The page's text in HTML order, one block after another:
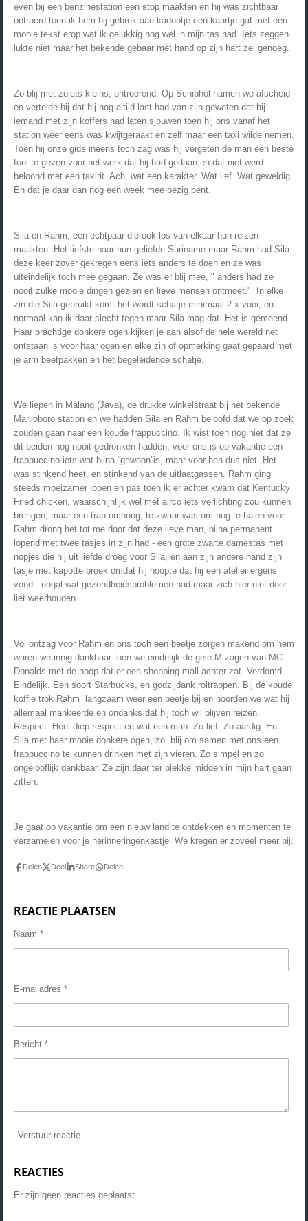
even bij een benzinestation een stop maakten en hij was zichtbaar
ontroerd toen ik hem bij gebrek aan kadootje een kaartje gaf met een
mooie tekst erop wat ik gelukkig nog wel in mijn tas had. Iets zeggen
lukte niet maar het bekende gebaar met hand op zijn hart zei genoeg.
Zo blij met zoiets kleins, ontroerend. Op Schiphol namen we afscheid
en vertelde hij dat hij nog altijd last had van zijn geweten dat hij
iemand met zijn koffers had laten sjouwen toen hij ons vanaf het
station weer eens was kwijtgeraakt en zelf maar een taxi wilde nemen.
Toen hij onze gids ineens toch zag was hij vergeten de man een beste
fooi te geven voor het werk dat hij had gedaan en dat niet werd
beloond met een taxirit. Ach, wat een karakter. Wat lief. Wat geweldig.
En dat je daar dan nog een week mee bezig bent.
Sila en Rahm, een echtpaar die ook los van elkaar hun reizen
maakten. Het liefste naar hun geliefde Suriname maar Rahm had Sila
deze keer zover gekregen eens iets anders te doen en ze was
uiteindelijk toch mee gegaan. Ze was er blij mee, " anders had ze
nooit zulke mooie dingen gezien en lieve mensen ontmoet." In elke
zin die Sila gebruikt komt het wordt schatje minimaal 2 x voor, en
normaal kan ik daar slecht tegen maar Sila mag dat. Het is gemeend.
Haar prachtige donkere ogen kijken je aan alsof de hele wereld net
ontstaan is voor haar ogen en elke zin of opmerking gaat gepaard met
je arm beetpakken en het begeleidende schatje.
We liepen in Malang (Java), de drukke winkelstraat bij het bekende
Marlioboro station en we hadden Sila en Rahm beloofd dat we op zoek
zouden gaan naar een koude frappuccino. Ik wist toen nog niet dat ze
dit beiden nog nooit gedronken hadden, voor ons is op vakantie een
frappuccino iets wat bijna “gewoon”is, maar voor hen dus niet. Het
was stinkend heet, en stinkend van de uitlaatgassen. Rahm ging
steeds moeizamer lopen en pas toen ik er achter kwam dat Kentucky
Fried chicken, waarschijnlijk wel met airco iets verlichting zou kunnen
brengen, maar een trap omhoog, te zwaar was om nog te halen voor
Rahm drong het tot me door dat deze lieve man, bijna permanent
lopend met twee tasjes in zijn had - een grote zwarte damestas met
nopjes die hij uit liefde droeg voor Sila, en aan zijn andere hand zijn
tasje met kapotte broek omdat hij hoopte dat hij een atelier ergens
vond - nogal wat gezondheidsproblemen had maar zich hier niet door
liet weerhouden.
Vol ontzag voor Rahm en ons toch een beetje zorgen makend om hem
waren we innig dankbaar toen we eindelijk de gele M zagen van MC
Donalds met de hoop dat er een shopping mall achter zat. Verdomd.
Eindelijk. Een soort Starbucks, en godzijdank roltrappen. Bij de koude
koffie trok Rahm langzaam weer een beetje bij en hoorden we wat hij
allemaal mankeerde en ondanks dat hij toch wil blijven reizen.
Respect. Heel diep respect en wat een man. Zo lief. Zo aardig. En
Sila met haar mooie donkere ogen, zo blij om samen met ons een
frappuccino te kunnen drinken met zijn vieren. Zo simpel en zo
ongelooflijk dankbaar. Ze zijn daar ter plekke midden in mijn hart gaan
zitten.
Je gaat op vakantie om een nieuw land te ontdekken en momenten te
verzamelen voor je herinneringenkastje. We kregen er zoveel meer bij.
Delen Deel Share Delen
REACTIE PLAATSEN
Naam *
E-mailadres *
Bericht *
Verstuur reactie
REACTIES
Er zijn geen reacties geplaatst.